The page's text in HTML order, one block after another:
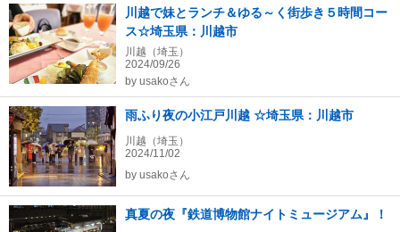
川越で妹とランチ＆ゆる～く街歩き５時間コー
ス☆埼玉県：川越市
川越（埼玉）
2024/09/26
by usakoさん
雨ふり夜の小江戸川越 ☆埼玉県：川越市
川越（埼玉）
2024/11/02
by usakoさん
真夏の夜『鉄道博物館ナイトミュージアム』！